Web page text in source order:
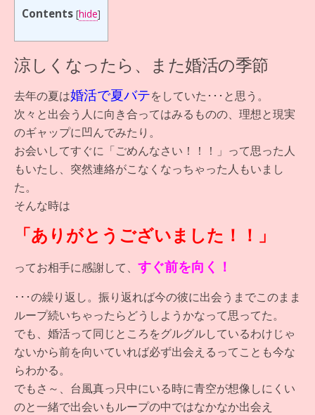
Contents [hide]
涼しくなったら、また婚活の季節
去年の夏は婚活で夏バテをしていた･･･と思う。
次々と出会う人に向き合ってはみるものの、理想と現実
のギャップに凹んでみたり。
お会いしてすぐに「ごめんなさい！！！」って思った人
もいたし、突然連絡がこなくなっちゃった人もいまし
た。
そんな時は
「ありがとうございました！！」
ってお相手に感謝して、 すぐ前を向く！
･･･の繰り返し。振り返れば今の彼に出会うまでこのまま
ループ続いちゃったらどうしようかなって思ってた。
でも、婚活って同じところをグルグルしているわけじゃ
ないから前を向いていれば必ず出会えるってことも今な
らわかる。
でもさ～、台風真っ只中にいる時に青空が想像しにくい
のと一緒で出会いもループの中ではなかなか出会え